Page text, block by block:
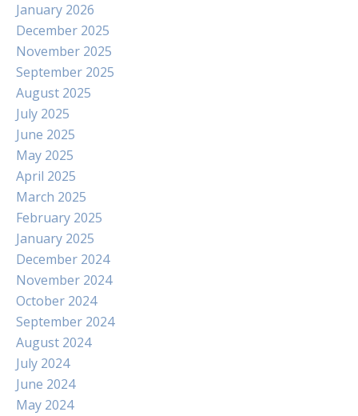
January 2026
December 2025
November 2025
September 2025
August 2025
July 2025
June 2025
May 2025
April 2025
March 2025
February 2025
January 2025
December 2024
November 2024
October 2024
September 2024
August 2024
July 2024
June 2024
May 2024